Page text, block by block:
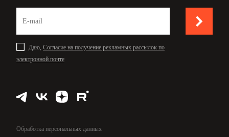
Даю, Согласие на получение рекламных рассылок по
электронной почте
Обработка персональных данных